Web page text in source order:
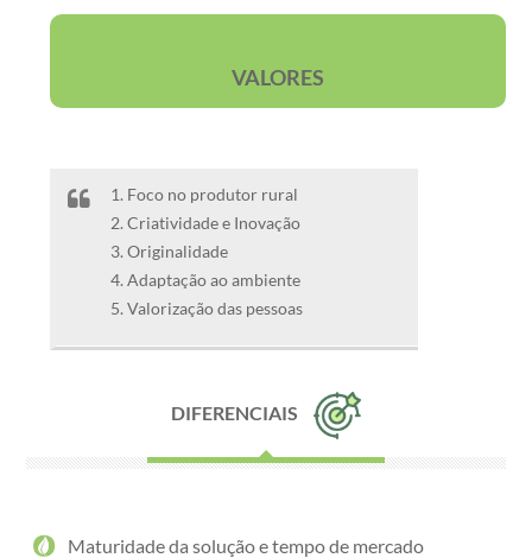
VALORES
Foco no produtor rural
Criatividade e Inovação
Originalidade
Adaptação ao ambiente
Valorização das pessoas
DIFERENCIAIS
Maturidade da solução e tempo de mercado